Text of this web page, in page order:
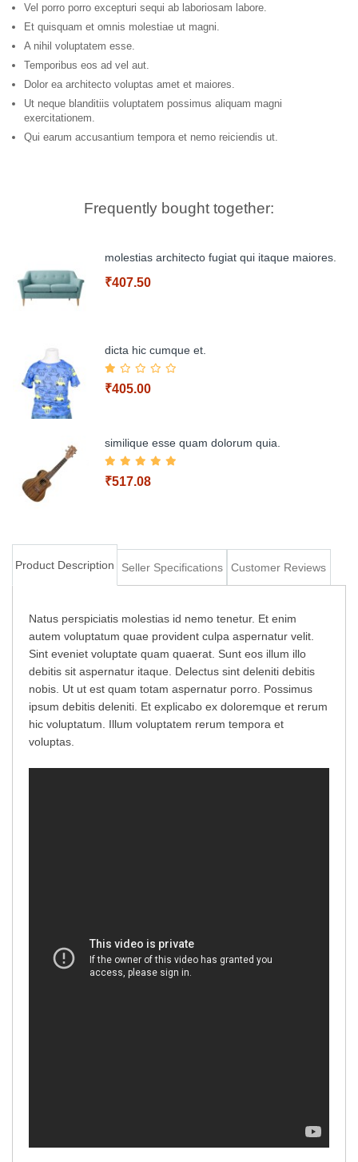
Vel porro porro excepturi sequi ab laboriosam labore.
Et quisquam et omnis molestiae ut magni.
A nihil voluptatem esse.
Temporibus eos ad vel aut.
Dolor ea architecto voluptas amet et maiores.
Ut neque blanditiis voluptatem possimus aliquam magni
exercitationem.
Qui earum accusantium tempora et nemo reiciendis ut.
Frequently bought together:
molestias architecto fugiat qui itaque maiores.
₹407.50
dicta hic cumque et.
₹405.00
similique esse quam dolorum quia.
₹517.08
Product Description Seller Specifications Customer Reviews
Natus perspiciatis molestias id nemo tenetur. Et enim
autem voluptatum quae provident culpa aspernatur velit.
Sint eveniet voluptate quam quaerat. Sunt eos illum illo
debitis sit aspernatur itaque. Delectus sint deleniti debitis
nobis. Ut ut est quam totam aspernatur porro. Possimus
ipsum debitis deleniti. Et explicabo ex doloremque et rerum
hic voluptatum. Illum voluptatem rerum tempora et
voluptas.